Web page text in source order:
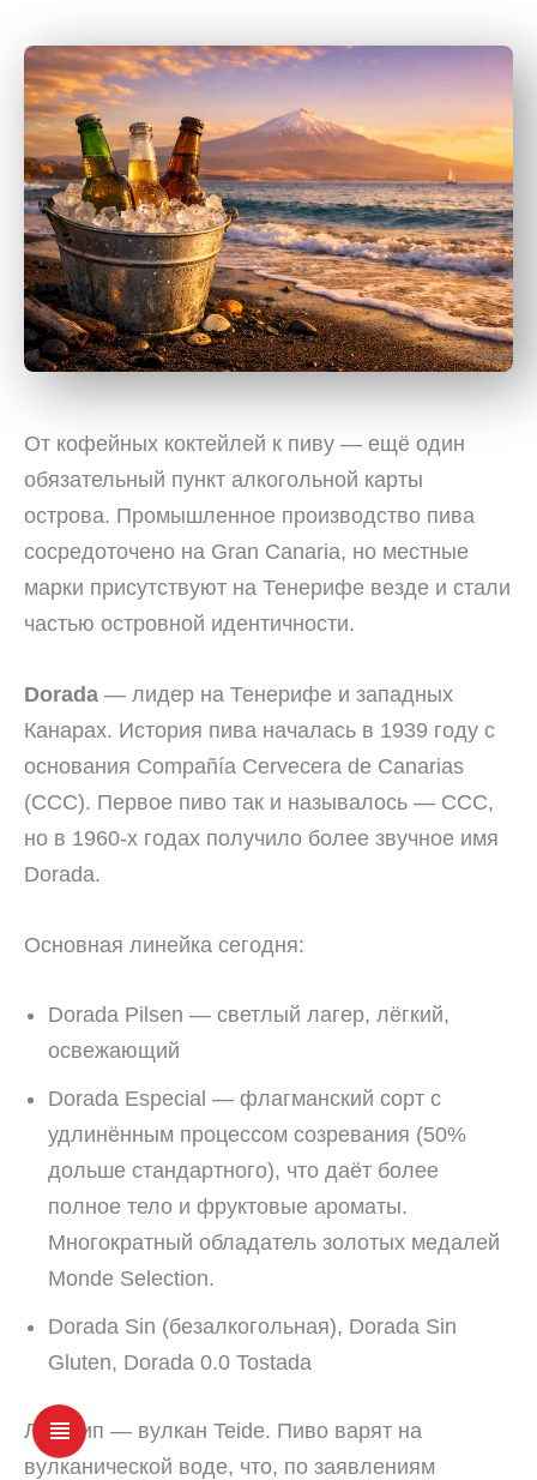
От кофейных коктейлей к пиву — ещё один
обязательный пункт алкогольной карты
острова. Промышленное производство пива
сосредоточено на Gran Canaria, но местные
марки присутствуют на Тенерифе везде и стали
частью островной идентичности.
Dorada — лидер на Тенерифе и западных
Канарах. История пива началась в 1939 году с
основания Compañía Cervecera de Canarias
(CCC). Первое пиво так и называлось — CCC,
но в 1960-х годах получило более звучное имя
Dorada.
Основная линейка сегодня:
Dorada Pilsen — светлый лагер, лёгкий,
освежающий
Dorada Especial — флагманский сорт с
удлинённым процессом созревания (50%
дольше стандартного), что даёт более
полное тело и фруктовые ароматы.
Многократный обладатель золотых медалей
Monde Selection.
Dorada Sin (безалкогольная), Dorada Sin
Gluten, Dorada 0.0 Tostada
Логотип — вулкан Teide. Пиво варят на
вулканической воде, что, по заявлениям